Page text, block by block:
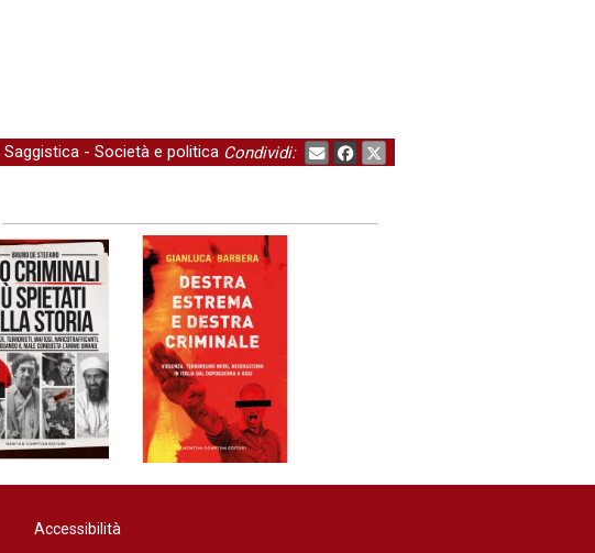
Saggistica - Società e politica Condividi:
Accessibilità